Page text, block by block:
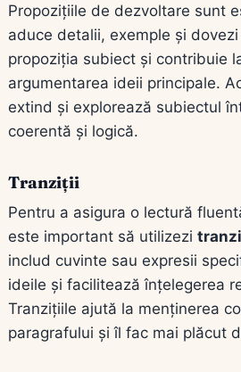
Propozițiile de dezvoltare sunt
aduce detalii, exemple și
propoziția subiect și contribuie
argumentarea ideii principale.
extind și explorează subiectul
coerentă și logică.
Tranziții
Pentru a asigura o lectură
este important să utilizezi
includ cuvinte sau expresii
ideile și facilitează înțelegerea
Tranzițiile ajută la menținerea
paragrafului și îl fac mai plăcut